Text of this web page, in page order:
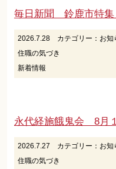
毎日新聞 鈴鹿市特
2026.7.28 カテゴリー： お知
住職の気づき
新着情報
永代経施餓鬼会 8月
2026.7.27 カテゴリー： お知
住職の気づき